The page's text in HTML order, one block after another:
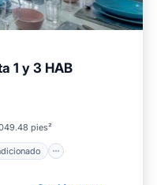
1 y 3 HAB
pies²